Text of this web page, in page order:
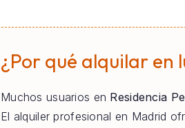
¿Por qué alquilar en
Muchos usuarios en Residencia
El alquiler profesional en Madrid